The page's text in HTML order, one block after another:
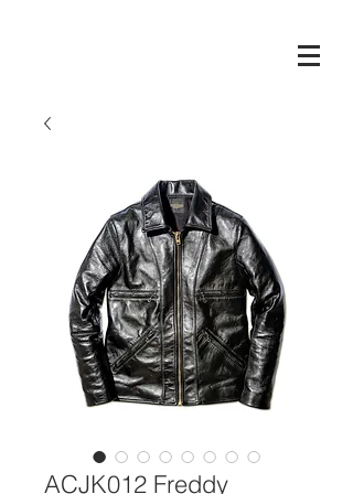
ACJK012 Freddy